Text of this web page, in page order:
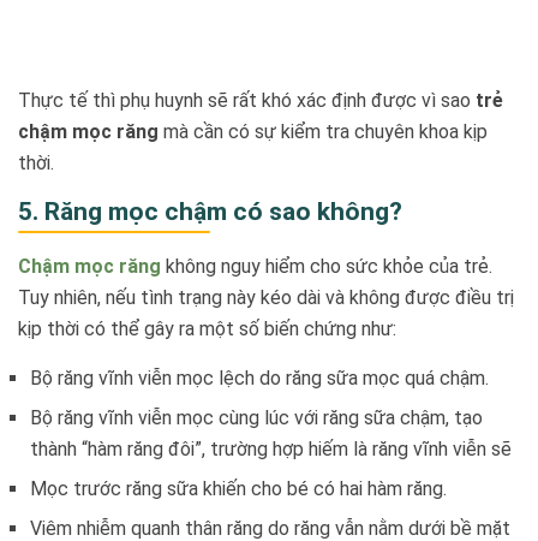
Thực tế thì phụ huynh sẽ rất khó xác định được vì sao trẻ
chậm mọc răng mà cần có sự kiểm tra chuyên khoa kịp
thời.
5. Răng mọc chậm có sao không?
Chậm mọc răng không nguy hiểm cho sức khỏe của trẻ.
Tuy nhiên, nếu tình trạng này kéo dài và không được điều trị
kịp thời có thể gây ra một số biến chứng như:
Bộ răng vĩnh viễn mọc lệch do răng sữa mọc quá chậm.
Bộ răng vĩnh viễn mọc cùng lúc với răng sữa chậm, tạo
thành “hàm răng đôi”, trường hợp hiếm là răng vĩnh viễn sẽ
Mọc trước răng sữa khiến cho bé có hai hàm răng.
Viêm nhiễm quanh thân răng do răng vẫn nằm dưới bề mặt